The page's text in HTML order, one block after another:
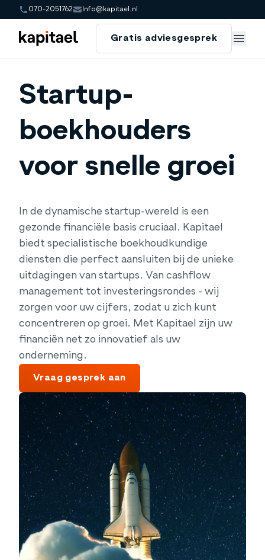
070-2051762 Info@kapitael.nl
Gratis adviesgesprek
Gratis adviesgesprek
Startup Boekhouders
Startup-
boekhouders
voor snelle groei
In de dynamische startup-wereld is een
gezonde financiële basis cruciaal. Kapitael
biedt specialistische boekhoudkundige
diensten die perfect aansluiten bij de unieke
uitdagingen van startups. Van cashflow
management tot investeringsrondes - wij
zorgen voor uw cijfers, zodat u zich kunt
concentreren op groei. Met Kapitael zijn uw
financiën net zo innovatief als uw
onderneming.
Vraag gesprek aan